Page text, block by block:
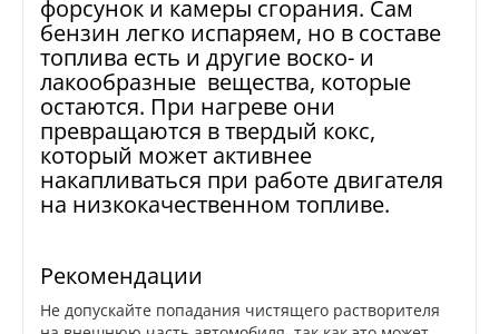
форсунок и камеры сгорания. Сам
бензин легко испаряем, но в составе
топлива есть и другие воско- и
лакообразные вещества, которые
остаются. При нагреве они
превращаются в твердый кокс,
который может активнее
накапливаться при работе двигателя
на низкокачественном топливе.
Рекомендации
Не допускайте попадания чистящего растворителя